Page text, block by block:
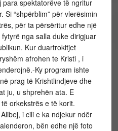
spektatorëve të ngritur
Si “shpërblim” për vlerësimin
për ta përsëritur edhe një
nga salla duke dirigjuar
Kur duartrokitjet
afrohen te Kristi , i
Ky program ishte
prag të Krishtlindjeve dhe
ju, u shprehën ata. E
orkekstrës e të korit.
i cili e ka ndjekur ndër
bën edhe një foto